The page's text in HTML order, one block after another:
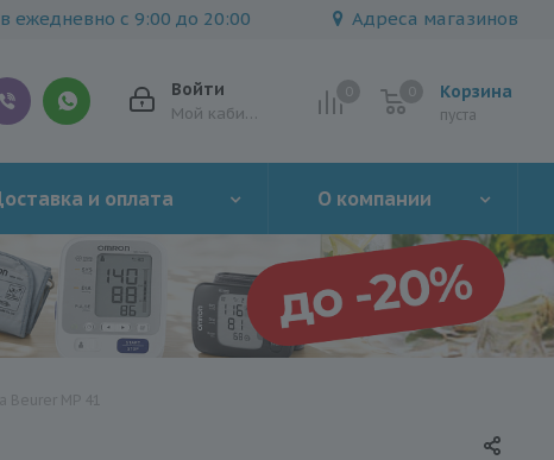
ежедневно с 9:00 до 20:00 Адреса магазинов
Корзина
пуста
Войти
Мой кабинет
и оплата О компании